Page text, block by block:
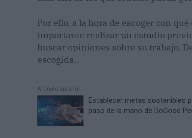
Por ello, a la hora de escoger con
importante realizar un estudio
buscar opiniones sobre su trabajo.
escogida.
Artículo anterior
Establecer metas sostenibles
paso de la mano de DoGood